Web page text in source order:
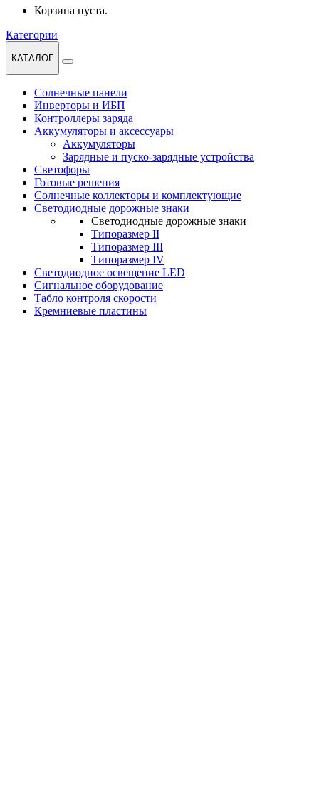
Корзина пуста.
Категории
КАТАЛОГ
Солнечные панели
Инверторы и ИБП
Контроллеры заряда
Аккумуляторы и аксессуары
Аккумуляторы
Зарядные и пуско-зарядные устройства
Светофоры
Готовые решения
Солнечные коллекторы и комплектующие
Светодиодные дорожные знаки
Светодиодные дорожные знаки
Типоразмер II
Типоразмер III
Типоразмер IV
Светодиодное освещение LED
Сигнальное оборудование
Табло контроля скорости
Кремниевые пластины